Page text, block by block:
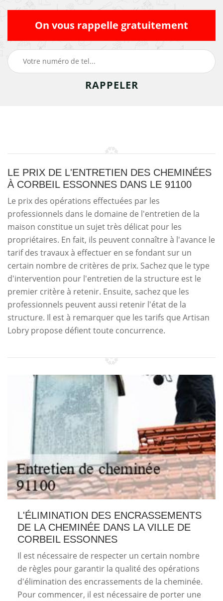
On vous rappelle gratuitement
LE PRIX DE L'ENTRETIEN DES CHEMINÉES
À CORBEIL ESSONNES DANS LE 91100
Le prix des opérations effectuées par les
professionnels dans le domaine de l'entretien de la
maison constitue un sujet très délicat pour les
propriétaires. En fait, ils peuvent connaître à l'avance le
tarif des travaux à effectuer en se fondant sur un
certain nombre de critères de prix. Sachez que le type
d'intervention pour l'entretien de la structure est le
premier critère à retenir. Ensuite, sachez que les
professionnels peuvent aussi retenir l'état de la
structure. Il est à remarquer que les tarifs que Artisan
Lobry propose défient toute concurrence.
L'ÉLIMINATION DES ENCRASSEMENTS
DE LA CHEMINÉE DANS LA VILLE DE
CORBEIL ESSONNES
Il est nécessaire de respecter un certain nombre
de règles pour garantir la qualité des opérations
d'élimination des encrassements de la cheminée.
Pour commencer, il est nécessaire de porter une